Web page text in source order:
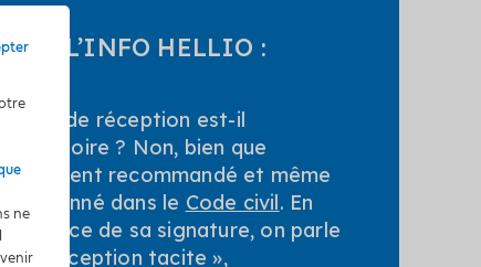
ne
L’INFO HELLIO :
Le PV de réception est-il
obligatoire ? Non, bien que
fortement recommandé et même
mentionné dans le Code civil. En
l’absence de sa signature, on parle
de « réception tacite »,